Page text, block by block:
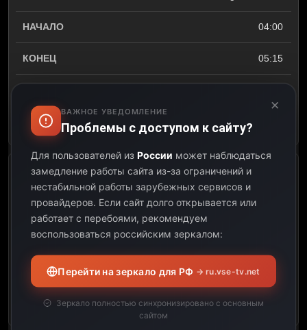
04:00
05:15
Открыть описание
Agata Kristi. Erkils Puaro
01:10
Открыть описание
×
ВАЖНОЕ УВЕДОМЛЕНИЕ
Проблемы с доступом к сайту?
Для пользователей из России может наблюдаться
замедление работы сайта из-за ограничений и
нестабильной работы зарубежных сервисов и
провайдеров. Если сайт долго открывается или
работает с перебоями, рекомендуем
воспользоваться российским зеркалом:
Перейти на зеркало для РФ → ru.vse-tv.net
Зеркало полностью синхронизировано с основным
сайтом